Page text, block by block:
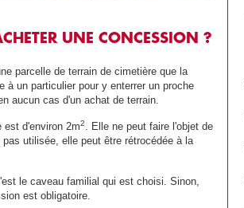
UNE CONCESSION ?
parcelle de terrain de cimetière que la
à un particulier pour y enterrer un proche
aucun cas d'un achat de terrain.
est d'environ 2m2. Elle ne peut faire l'objet de
utilisée, elle peut être rétrocédée à la
le caveau familial qui est choisi. Sinon,
est obligatoire.